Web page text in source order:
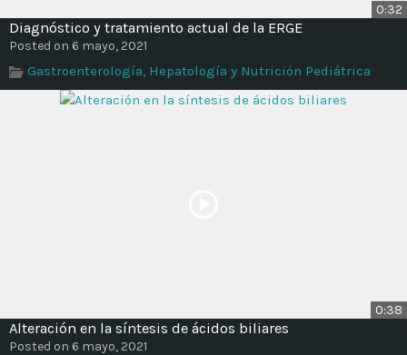
0:32
Diagnóstico y tratamiento actual de la ERGE
Posted on 6 mayo, 2021
Gastroenterología, Hepatología y Nutrición Pediátrica
0:38
Alteración en la síntesis de ácidos biliares
Posted on 6 mayo, 2021